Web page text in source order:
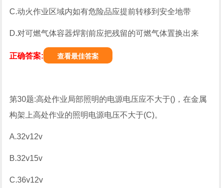
C.动火作业区域内如有危险品应提前转移到安全地带
D.对可燃气体容器焊割前应把残留的可燃气体置换出来
正确答案: 查看最佳答案
第30题:高处作业局部照明的电源电压应不大于()，在金属
构架上高处作业的照明电源电压不大于(C)。
A.32v12v
B.32v15v
C.36v12v